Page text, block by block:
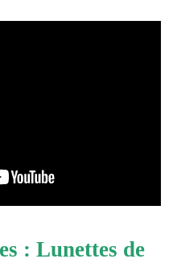
: Lunettes de